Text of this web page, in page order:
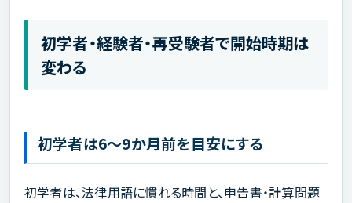
初学者・経験者・再受験者で開始時期は
変わる
初学者は6～9か月前を目安にする
初学者は、法律用語に慣れる時間と、申告書・計算問題